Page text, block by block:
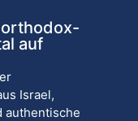
auf
Israel,
authentische